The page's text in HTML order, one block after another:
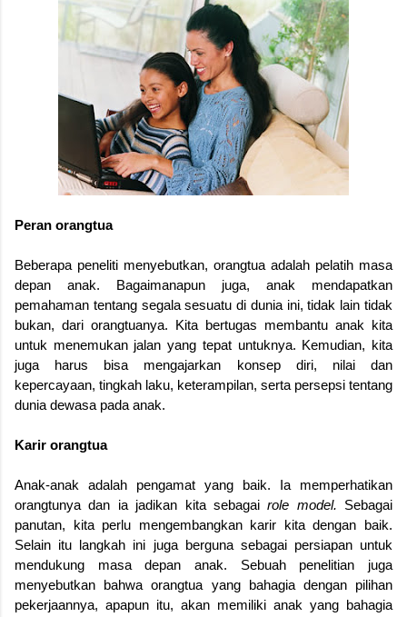
Peran orangtua
Beberapa peneliti menyebutkan, orangtua adalah pelatih masa
depan anak. Bagaimanapun juga, anak mendapatkan
pemahaman tentang segala sesuatu di dunia ini, tidak lain tidak
bukan, dari orangtuanya. Kita bertugas membantu anak kita
untuk menemukan jalan yang tepat untuknya. Kemudian, kita
juga harus bisa mengajarkan konsep diri, nilai dan
kepercayaan, tingkah laku, keterampilan, serta persepsi tentang
dunia dewasa pada anak.
Karir orangtua
Anak-anak adalah pengamat yang baik. Ia memperhatikan
orangtunya dan ia jadikan kita sebagairole model. Sebagai
panutan, kita perlu mengembangkan karir kita dengan baik.
Selain itu langkah ini juga berguna sebagai persiapan untuk
mendukung masa depan anak. Sebuah penelitian juga
menyebutkan bahwa orangtua yang bahagia dengan pilihan
pekerjaannya, apapun itu, akan memiliki anak yang bahagia